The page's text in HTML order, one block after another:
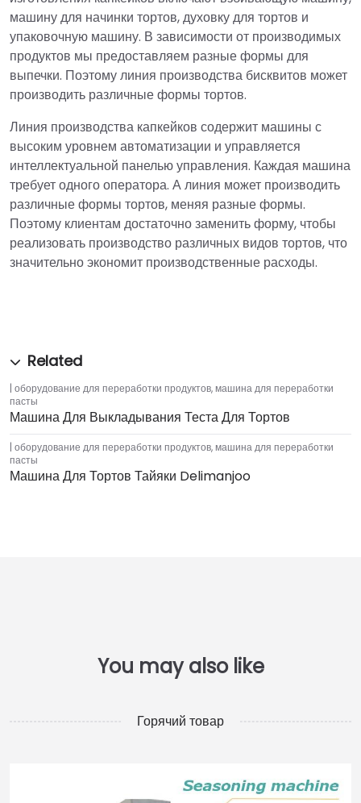
машину для начинки тортов, духовку для тортов и
упаковочную машину. В зависимости от производимых
продуктов мы предоставляем разные формы для
выпечки. Поэтому линия производства бисквитов может
производить различные формы тортов.
Линия производства капкейков содержит машины с
высоким уровнем автоматизации и управляется
интеллектуальной панелью управления. Каждая машина
требует одного оператора. А линия может производить
различные формы тортов, меняя разные формы.
Поэтому клиентам достаточно заменить форму, чтобы
реализовать производство различных видов тортов, что
значительно экономит производственные расходы.
оборудование для переработки продуктов,машина для переработки
пасты
Машина Для Выкладывания Теста Для Тортов
оборудование для переработки продуктов,машина для переработки
пасты
Машина Для Тортов Тайяки Delimanjoo
Горячий товар